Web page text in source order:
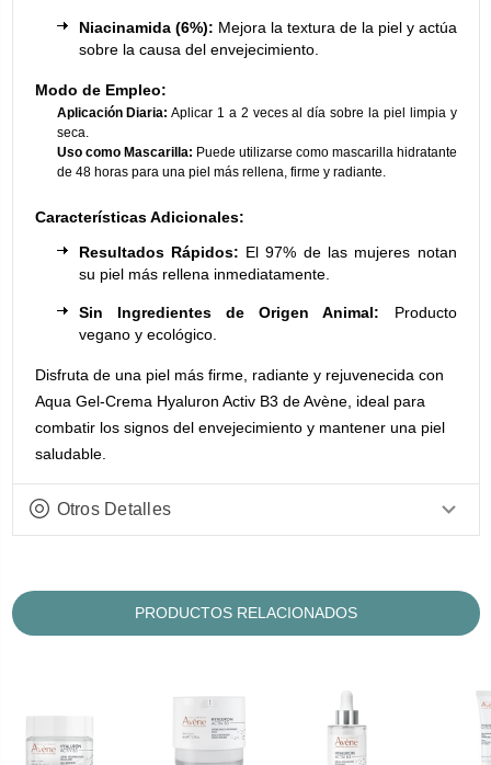
Niacinamida (6%): Mejora la textura de la piel y actúa
sobre la causa del envejecimiento.
Modo de Empleo:
Aplicación Diaria: Aplicar 1 a 2 veces al día sobre la piel limpia y
seca.
Uso como Mascarilla: Puede utilizarse como mascarilla hidratante
de 48 horas para una piel más rellena, firme y radiante.
Características Adicionales:
Resultados Rápidos: El 97% de las mujeres notan
su piel más rellena inmediatamente.
Sin Ingredientes de Origen Animal: Producto
vegano y ecológico.
Disfruta de una piel más firme, radiante y rejuvenecida con
Aqua Gel-Crema Hyaluron Activ B3 de Avène, ideal para
combatir los signos del envejecimiento y mantener una piel
saludable.
Otros Detalles
PRODUCTOS RELACIONADOS